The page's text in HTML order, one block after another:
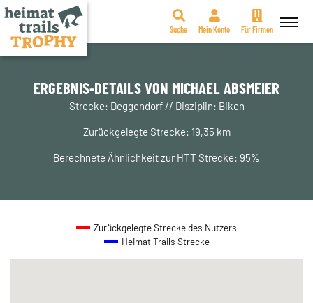
Zum
springen
Suche Mein Konto Für Firmen
ERGEBNIS-DETAILS VON MICHAEL ABSMEIER
Strecke: Deggendorf // Disziplin: Biken
Zurückgelegte Strecke: 19,35 km
Berechnete Ähnlichkeit zur HTT Strecke: 95%
Zurückgelegte Strecke des Nutzers
Heimat Trails Strecke